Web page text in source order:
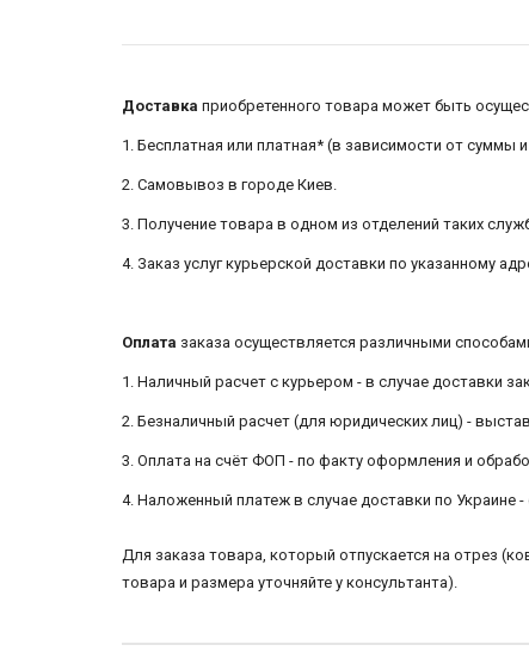
Доставка приобретенного товара может быть
1. Бесплатная или платная* (в зависимости от суммы
2. Самовывоз в городе Киев.
3. Получение товара в одном из отделений таких
4. Заказ услуг курьерской доставки по указанному
Оплата заказа осуществляется различными
1. Наличный расчет с курьером - в случае доставки
2. Безналичный расчет (для юридических лиц) -
3. Оплата на счёт ФОП - по факту оформления и
4. Наложенный платеж в случае доставки по Украине
Для заказа товара, который отпускается на отрез
товара и размера уточняйте у консультанта).